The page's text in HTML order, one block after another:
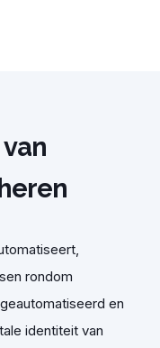
rondom
geautomatiseerd en
identiteit van